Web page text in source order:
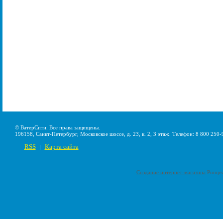
© ВатерСити. Все права защищены.
196158, Санкт-Петербург, Московское шоссе, д. 23, к. 2, 3 этаж. Телефон: 8 800
RSS Карта сайта
Создание интернет-магазина